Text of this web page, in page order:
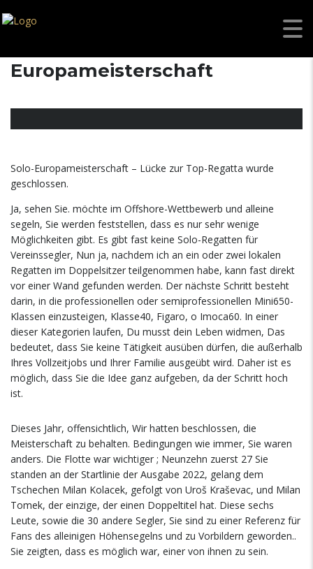
Europameisterschaft
Solo-Europameisterschaft – Lücke zur Top-Regatta wurde
geschlossen.
Ja, sehen Sie. möchte im Offshore-Wettbewerb und alleine
segeln, Sie werden feststellen, dass es nur sehr wenige
Möglichkeiten gibt. Es gibt fast keine Solo-Regatten für
Vereinssegler, Nun ja, nachdem ich an ein oder zwei lokalen
Regatten im Doppelsitzer teilgenommen habe, kann fast direkt
vor einer Wand gefunden werden. Der nächste Schritt besteht
darin, in die professionellen oder semiprofessionellen Mini650-
Klassen einzusteigen, Klasse40, Figaro, o Imoca60. In einer
dieser Kategorien laufen, Du musst dein Leben widmen, Das
bedeutet, dass Sie keine Tätigkeit ausüben dürfen, die außerhalb
Ihres Vollzeitjobs und Ihrer Familie ausgeübt wird. Daher ist es
möglich, dass Sie die Idee ganz aufgeben, da der Schritt hoch
ist.
Dieses Jahr, offensichtlich, Wir hatten beschlossen, die
Meisterschaft zu behalten. Bedingungen wie immer, Sie waren
anders. Die Flotte war wichtiger ; Neunzehn zuerst 27 Sie
standen an der Startlinie der Ausgabe 2022, gelang dem
Tschechen Milan Kolacek, gefolgt von Uroš Kraševac, und Milan
Tomek, der einzige, der einen Doppeltitel hat. Diese sechs
Leute, sowie die 30 andere Segler, Sie sind zu einer Referenz für
Fans des alleinigen Höhensegelns und zu Vorbildern geworden..
Sie zeigten, dass es möglich war, einer von ihnen zu sein.